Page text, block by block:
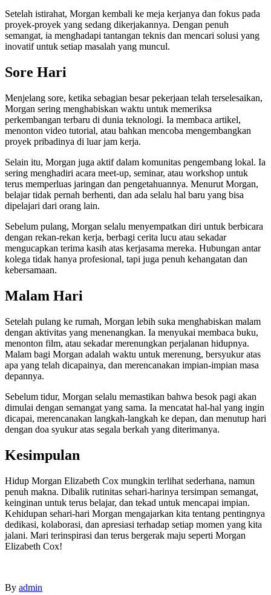
Setelah istirahat, Morgan kembali ke meja kerjanya dan fokus pada
proyek-proyek yang sedang dikerjakannya. Dengan penuh
semangat, ia menghadapi tantangan teknis dan mencari solusi yang
inovatif untuk setiap masalah yang muncul.
Sore Hari
Menjelang sore, ketika sebagian besar pekerjaan telah terselesaikan,
Morgan sering menghabiskan waktu untuk memeriksa
perkembangan terbaru di dunia teknologi. Ia membaca artikel,
menonton video tutorial, atau bahkan mencoba mengembangkan
proyek pribadinya di luar jam kerja.
Selain itu, Morgan juga aktif dalam komunitas pengembang lokal. Ia
sering menghadiri acara meet-up, seminar, atau workshop untuk
terus memperluas jaringan dan pengetahuannya. Menurut Morgan,
belajar tidak pernah berhenti, dan ada selalu hal baru yang bisa
dipelajari dari orang lain.
Sebelum pulang, Morgan selalu menyempatkan diri untuk berbicara
dengan rekan-rekan kerja, berbagi cerita lucu atau sekadar
mengucapkan terima kasih atas kerjasama mereka. Hubungan antar
kolega tidak hanya profesional, tapi juga penuh kehangatan dan
kebersamaan.
Malam Hari
Setelah pulang ke rumah, Morgan lebih suka menghabiskan malam
dengan aktivitas yang menenangkan. Ia menyukai membaca buku,
menonton film, atau sekadar merenungkan perjalanan hidupnya.
Malam bagi Morgan adalah waktu untuk merenung, bersyukur atas
apa yang telah dicapainya, dan merencanakan impian-impian masa
depannya.
Sebelum tidur, Morgan selalu memastikan bahwa besok pagi akan
dimulai dengan semangat yang sama. Ia mencatat hal-hal yang ingin
dicapai, merencanakan langkah-langkah ke depan, dan menutup hari
dengan doa syukur atas segala berkah yang diterimanya.
Kesimpulan
Hidup Morgan Elizabeth Cox mungkin terlihat sederhana, namun
penuh makna. Dibalik rutinitas sehari-harinya tersimpan semangat,
keinginan untuk terus belajar, dan tekad untuk mencapai impian.
Kehidupan sehari-hari Morgan mengajarkan kita tentang pentingnya
dedikasi, kolaborasi, dan apresiasi terhadap setiap momen yang kita
jalani. Mari terinspirasi dan terus bergerak maju seperti Morgan
Elizabeth Cox!
By admin